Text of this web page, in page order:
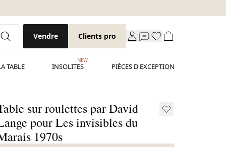
Vendre Clients pro
TABLE INSOLITES
NEW
PIÈCES D'EXCEPTION
sur roulettes par David
pour Les invisibles du
1970s